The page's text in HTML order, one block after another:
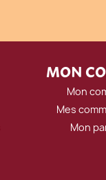
MON
Mon
Mes
Mon